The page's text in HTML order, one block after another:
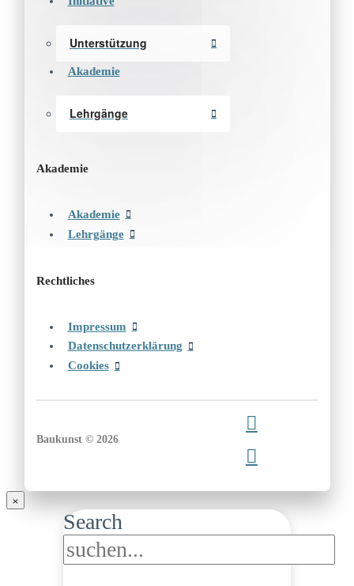
Unterstützung
Akademie
Lehrgänge
Akademie
Akademie
Lehrgänge
Rechtliches
Impressum
Datenschutzerklärung
Cookies
Baukunst © 2026
Search